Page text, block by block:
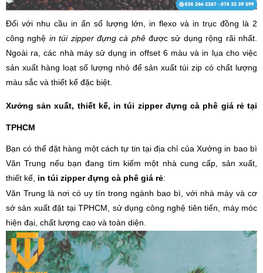
Đối với nhu cầu in ấn số lượng lớn, in flexo và in trục đồng là 2
công nghệ in túi zipper đựng cà phêđược sử dụng rộng rãi nhất.
Ngoài ra, các nhà máy sử dụng in offset 6 màu và in lụa cho việc
sản xuất hàng loạt số lượng nhỏ để sản xuất túi zip có chất lượng
màu sắc và thiết kế đặc biệt.
Xưởng sản xuất, thiết kế, in túi zipper đựng cà phê giá rẻ tại
TPHCM
Bạn có thể đặt hàng một cách tự tin tại địa chỉ của Xưởng in bao bì
Văn Trung nếu bạn đang tìm kiếm một nhà cung cấp, sản xuất,
thiết kế, in túi zipper đựng cà phê giá rẻ:
Văn Trung là nơi có uy tín trong ngành bao bì, với nhà máy và cơ
sở sản xuất đặt tại TPHCM, sử dụng công nghệ tiên tiến, máy móc
hiện đại, chất lượng cao và toàn diện.